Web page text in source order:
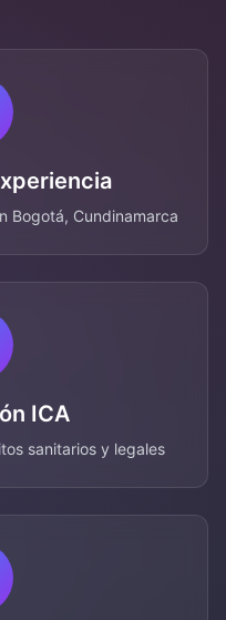
Bogotá, Cundinamarca
ICA
sanitarios y legales